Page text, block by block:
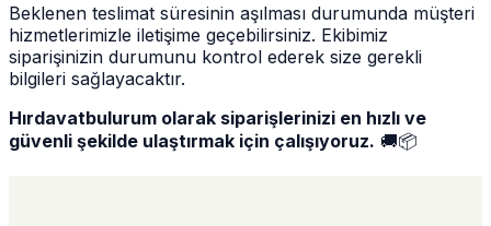
Beklenen teslimat süresinin aşılması durumunda müşteri
hizmetlerimizle iletişime geçebilirsiniz. Ekibimiz
siparişinizin durumunu kontrol ederek size gerekli
bilgileri sağlayacaktır.
Hırdavatbulurum olarak siparişlerinizi en hızlı ve
güvenli şekilde ulaştırmak için çalışıyoruz. 🚚📦